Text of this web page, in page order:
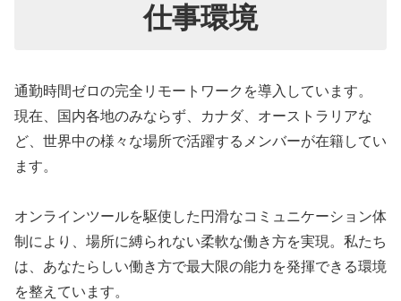
仕事環境
通勤時間ゼロの完全リモートワークを導入しています。
現在、国内各地のみならず、カナダ、オーストラリアな
ど、世界中の様々な場所で活躍するメンバーが在籍してい
ます。
オンラインツールを駆使した円滑なコミュニケーション体
制により、場所に縛られない柔軟な働き方を実現。私たち
は、あなたらしい働き方で最大限の能力を発揮できる環境
を整えています。